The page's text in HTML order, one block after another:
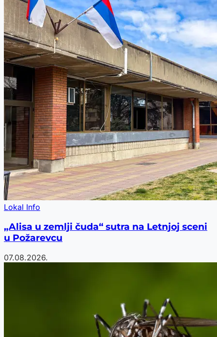
Lokal Info
„Alisa u zemlji čuda“ sutra na Letnjoj sceni
u Požarevcu
07.08.2026.